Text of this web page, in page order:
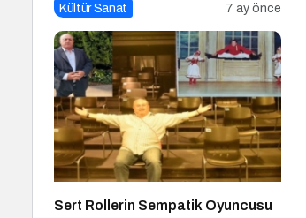
Kültür Sanat 7 ay önce
Sert Rollerin Sempatik Oyuncusu